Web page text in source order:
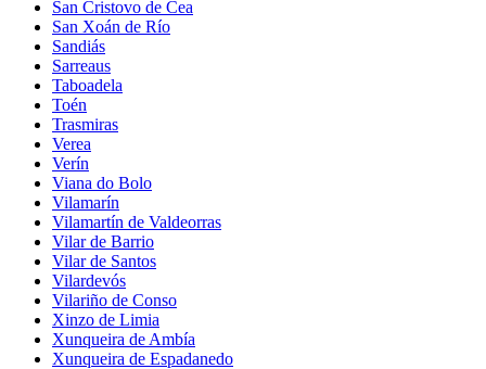
San Cristovo de Cea
San Xoán de Río
Sandiás
Sarreaus
Taboadela
Toén
Trasmiras
Verea
Verín
Viana do Bolo
Vilamarín
Vilamartín de Valdeorras
Vilar de Barrio
Vilar de Santos
Vilardevós
Vilariño de Conso
Xinzo de Limia
Xunqueira de Ambía
Xunqueira de Espadanedo